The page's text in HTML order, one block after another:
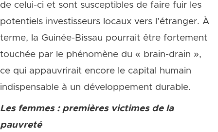
de celui-ci et sont susceptibles de faire fuir les
potentiels investisseurs locaux vers l’étranger. À
terme, la Guinée-Bissau pourrait être fortement
touchée par le phénomène du « brain-drain »,
ce qui appauvrirait encore le capital humain
indispensable à un développement durable.
Les femmes : premières victimes de la
pauvreté